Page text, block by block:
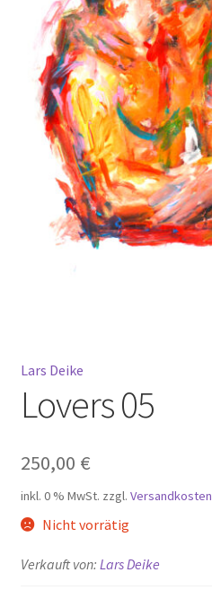
Mein Konto
Warenkorb
Widerrufsbelehrung
Lars Deike
Lovers 05
250,00 €
inkl. 0 % MwSt. zzgl. Versandkosten
Nicht vorrätig
Verkauft von: Lars Deike